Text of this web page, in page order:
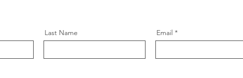
Last Name
Email